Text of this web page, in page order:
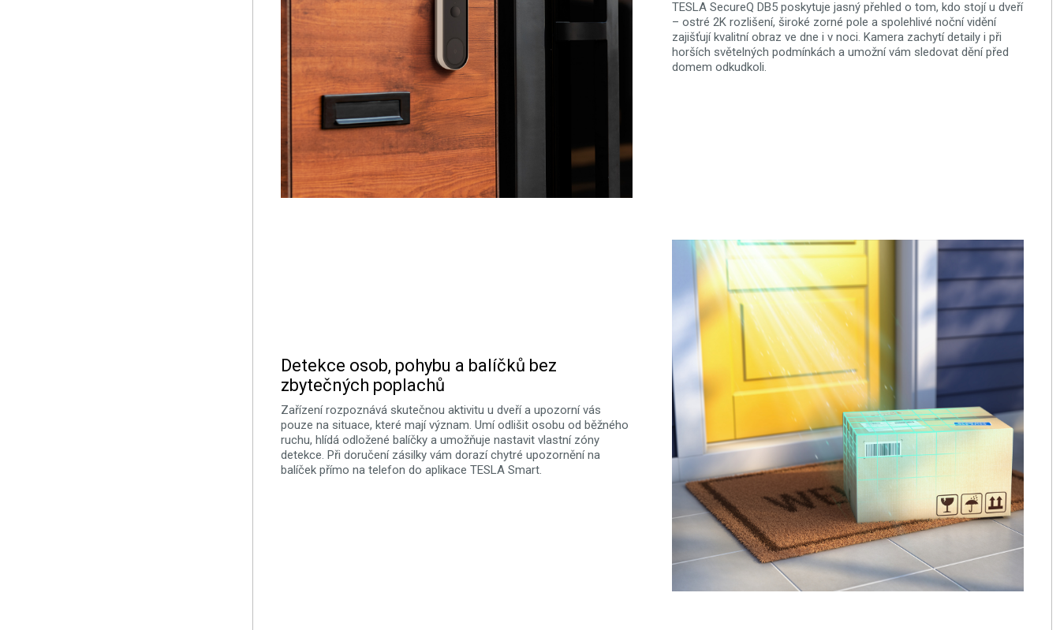
TESLA SecureQ DB5 poskytuje jasný přehled o tom, kdo stojí u dveří
– ostré 2K rozlišení, široké zorné pole a spolehlivé noční vidění
zajišťují kvalitní obraz ve dne i v noci. Kamera zachytí detaily i při
horších světelných podmínkách a umožní vám sledovat dění před
domem odkudkoli.
Detekce osob, pohybu a balíčků bez
zbytečných poplachů
Zařízení rozpoznává skutečnou aktivitu u dveří a upozorní vás
pouze na situace, které mají význam. Umí odlišit osobu od běžného
ruchu, hlídá odložené balíčky a umožňuje nastavit vlastní zóny
detekce. Při doručení zásilky vám dorazí chytré upozornění na
balíček přímo na telefon do aplikace TESLA Smart.